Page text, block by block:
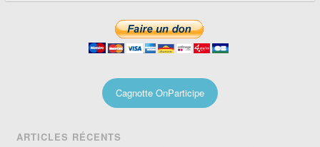
Cagnotte OnParticipe
ARTICLES RÉCENTS